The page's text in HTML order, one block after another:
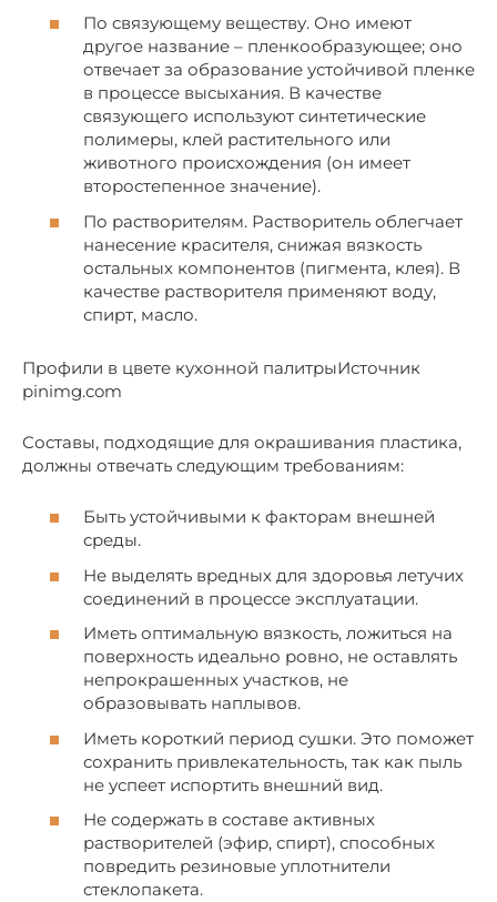
По связующему веществу. Оно имеют
другое название – пленкообразующее; оно
отвечает за образование устойчивой пленке
в процессе высыхания. В качестве
связующего используют синтетические
полимеры, клей растительного или
животного происхождения (он имеет
второстепенное значение).
По растворителям. Растворитель облегчает
нанесение красителя, снижая вязкость
остальных компонентов (пигмента, клея). В
качестве растворителя применяют воду,
спирт, масло.
Профили в цвете кухонной палитрыИсточник
pinimg.com
Составы, подходящие для окрашивания пластика,
должны отвечать следующим требованиям:
Быть устойчивыми к факторам внешней
среды.
Не выделять вредных для здоровья летучих
соединений в процессе эксплуатации.
Иметь оптимальную вязкость, ложиться на
поверхность идеально ровно, не оставлять
непрокрашенных участков, не
образовывать наплывов.
Иметь короткий период сушки. Это поможет
сохранить привлекательность, так как пыль
не успеет испортить внешний вид.
Не содержать в составе активных
растворителей (эфир, спирт), способных
повредить резиновые уплотнители
стеклопакета.